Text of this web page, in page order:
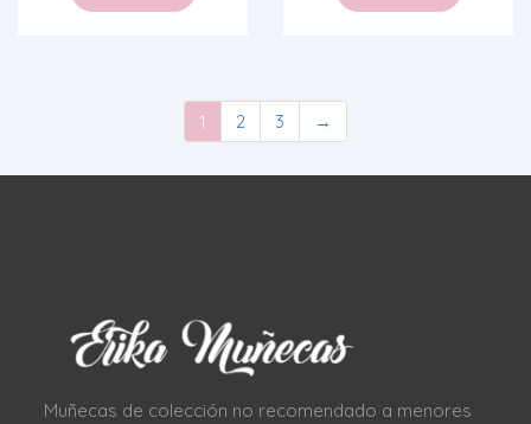
1 2 3 →
Muñecas de colección no recomendado a menores